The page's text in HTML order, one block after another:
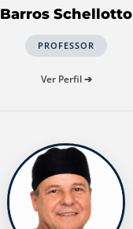
Barros Schellotto
PROFESSOR
Ver Perfil ➔